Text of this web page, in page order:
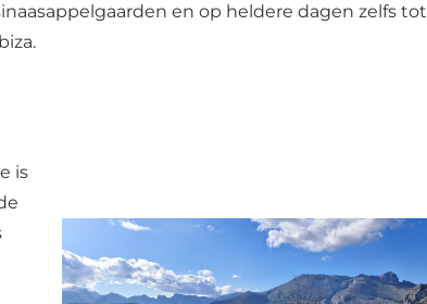
en op heldere dagen zelfs tot
is